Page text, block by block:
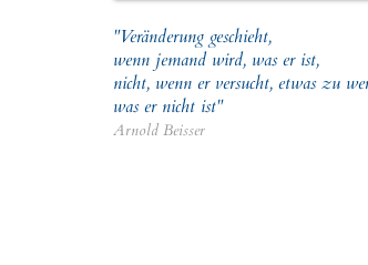
"Veränderung geschieht,
wenn jemand wird, was er ist,
nicht, wenn er versucht, etwas zu
was er nicht ist"
Arnold Beisser